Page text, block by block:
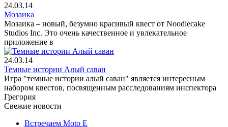
24.03.14
Мозаика
Мозаика – новый, безумно красивый квест от Noodlecake
Studios Inc. Это очень качественное и увлекательное
приложение в
24.03.14
Темные истории Алый саван
Игра "темные истории алый саван" является интересным
набором квестов, посвященным расследованиям инспектора
Грегория
Свежие новости
Встречаем Moto E